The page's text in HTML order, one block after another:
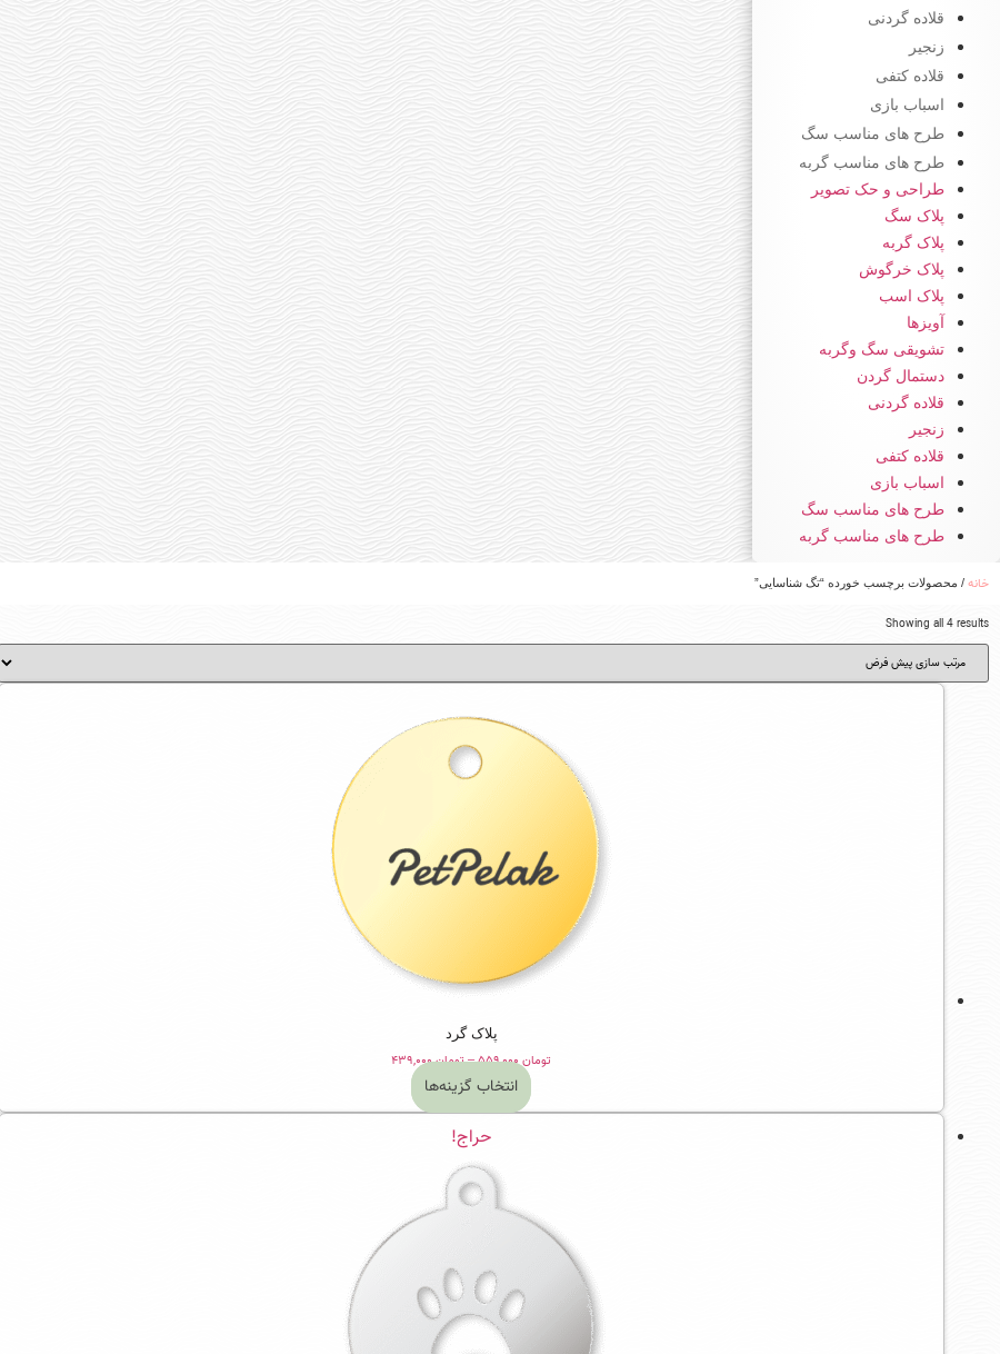
قلاده گردنی
زنجیر
قلاده کتفی
اسباب بازی
طرح های مناسب سگ
طرح های مناسب گربه
طراحی و حک تصویر
پلاک سگ
پلاک گربه
پلاک خرگوش
پلاک اسب
آویزها
تشویقی سگ وگربه
دستمال گردن
قلاده گردنی
زنجیر
قلاده کتفی
اسباب بازی
طرح های مناسب سگ
طرح های مناسب گربه
خانه / محصولات برچسب خورده “تگ شناسایی”
Showing all 4 results
پلاک گرد
تومان۵۵۹,۰۰۰ –تومان۴۳۹,۰۰۰
through
انتخاب گزینه‌ها
این
محصول
دارای
انواع
مختلفی
باشد.
گزینه
ها
حراج!